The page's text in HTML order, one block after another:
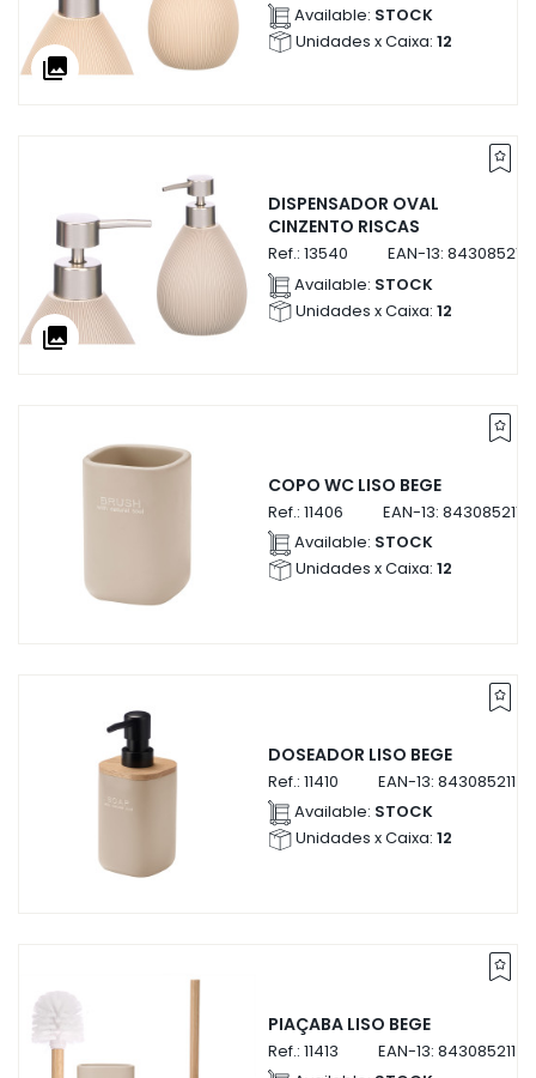
collections
Available: STOCK
Unidades x Caixa: 12
collections
DISPENSADOR OVAL
CINZENTO RISCAS
Ref.: 13540 EAN-13:
Available: STOCK
Unidades x Caixa: 12
COPO WC LISO BEGE
Ref.: 11406 EAN-13:
Available: STOCK
Unidades x Caixa: 12
DOSEADOR LISO BEGE
Ref.: 11410 EAN-13:
Available: STOCK
Unidades x Caixa: 12
PIAÇABA LISO BEGE
Ref.: 11413 EAN-13: